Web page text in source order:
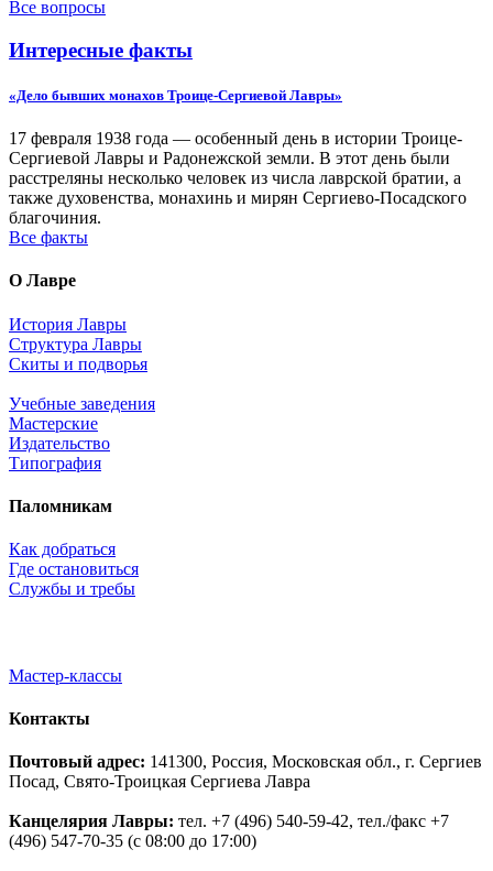
Все вопросы
Интересные факты
«Дело бывших монахов Троице-Сергиевой Лавры»
17 февраля 1938 года — особенный день в истории Троице-
Сергиевой Лавры и Радонежской земли. В этот день были
расстреляны несколько человек из числа лаврской братии, а
также духовенства, монахинь и мирян Сергиево-Посадского
благочиния.
Все факты
О Лавре
История Лавры
Структура Лавры
Скиты и подворья
Учебные заведения
Мастерские
Издательство
Типография
Паломникам
Как добраться
Где остановиться
Службы и требы
Мастер-классы
Контакты
Почтовый адрес: 141300, Россия, Московская обл., г. Сергиев
Посад, Свято-Троицкая Сергиева Лавра
Канцелярия Лавры: тел. +7 (496) 540-59-42, тел./факс +7
(496) 547-70-35 (с 08:00 до 17:00)